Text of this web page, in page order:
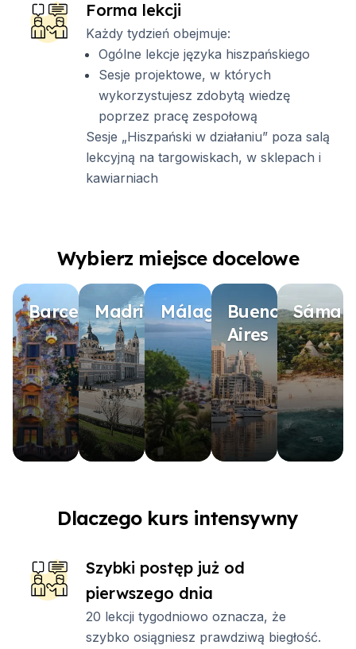
Forma lekcji
Każdy tydzień obejmuje:
Ogólne lekcje języka hiszpańskiego
Sesje projektowe, w których
wykorzystujesz zdobytą wiedzę
poprzez pracę zespołową
Sesje „Hiszpański w działaniu” poza salą
lekcyjną na targowiskach, w sklepach i
kawiarniach
Wybierz miejsce docelowe
BarcelonaMadrid Málaga
Buenos
Aires
Dlaczego kurs intensywny
Szybki postęp już od
pierwszego dnia
20 lekcji tygodniowo oznacza, że ​​
szybko osiągniesz prawdziwą biegłość.